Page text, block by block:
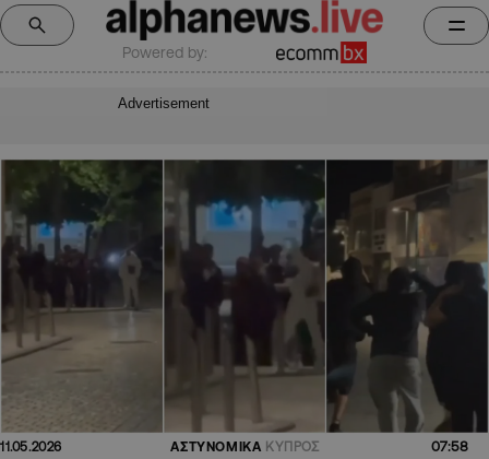
Powered by:
Advertisement
11.05.2026 ΑΣΤΥΝΟΜΙΚΑ ΚΥΠΡΟΣ 07:58